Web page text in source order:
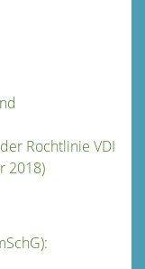
Rochtlinie VDI
2018)